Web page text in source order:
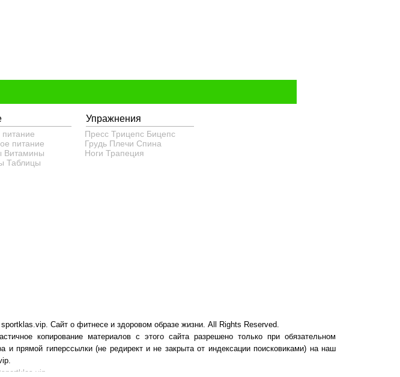
питание
Витамины
Таблицы
Упражнения
Пресс Трицепс Бицепс
Грудь Плечи Спина
Ноги Трапеция
Сайт о фитнесе и здоровом образе жизни. All Rights Reserved.
копирование материалов с этого сайта разрешено только при обязательном
и прямой гиперссылки (не редирект и не закрыта от индексации поисковиками) на наш